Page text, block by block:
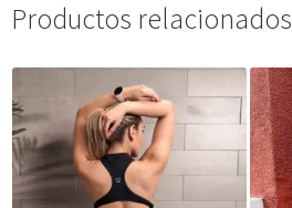
Productos relacionados